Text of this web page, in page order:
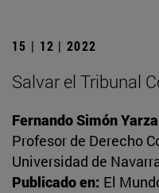
15 | 12 | 2022
Salvar el Tribunal
Fernando Simón Yarza
Profesor de Derecho
Universidad de
Publicado en: El